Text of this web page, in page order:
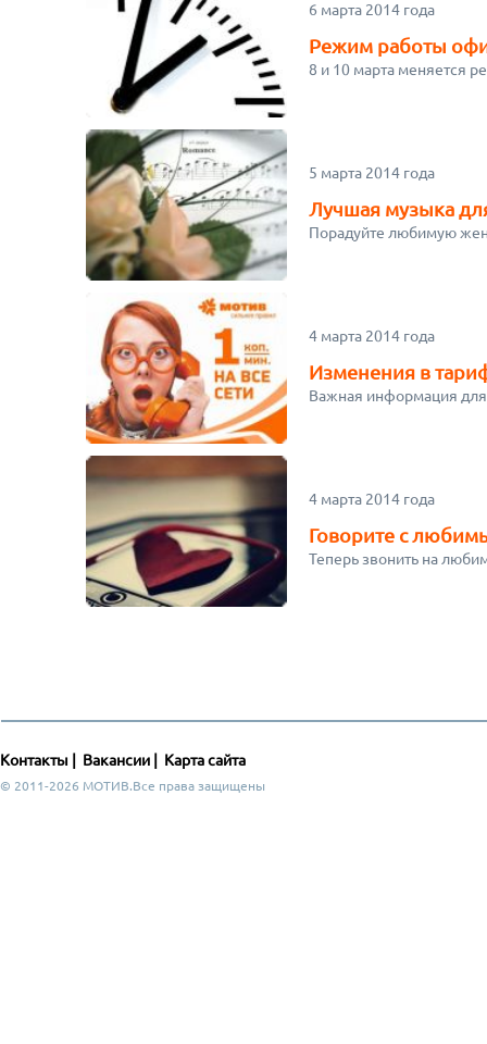
6 марта 2014 года
Режим работы
8 и 10 марта меняется
5 марта 2014 года
Лучшая музыка
Порадуйте любимую
4 марта 2014 года
Изменения в
Важная информация
4 марта 2014 года
Говорите с
Теперь звонить на
Контакты Вакансии Карта сайта
© 2011-2026 МОТИВ.Все права защищены